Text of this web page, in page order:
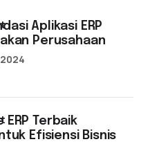
Aplikasi ERP
Perusahaan
Terbaik
Efisiensi Bisnis